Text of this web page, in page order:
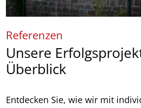
Referenzen
Unsere
Überblick
Entdecken Sie, wie wir mit